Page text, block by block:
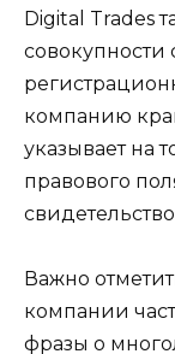
Digital Trades
совокупности
компанию
указывает на
правового
Важно
компании
фразы о